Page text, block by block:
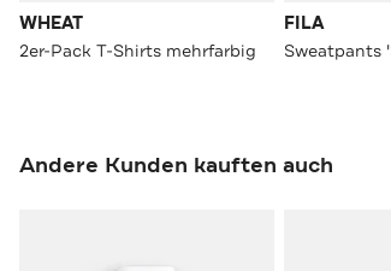
WHEAT
2er-Pack T-Shirts mehrfarbig
FILA
Sweatpants
Andere Kunden kauften auch